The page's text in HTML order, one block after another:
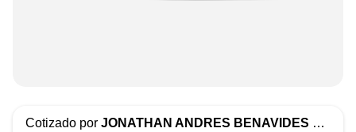
Cotizado por JONATHAN ANDRES BENAVIDES ESQUIVEL